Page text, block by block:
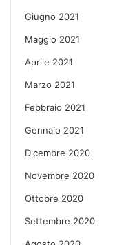
Giugno 2021
Maggio 2021
Aprile 2021
Marzo 2021
Febbraio 2021
Gennaio 2021
Dicembre 2020
Novembre 2020
Ottobre 2020
Settembre 2020